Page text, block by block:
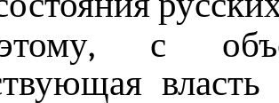
с
власть